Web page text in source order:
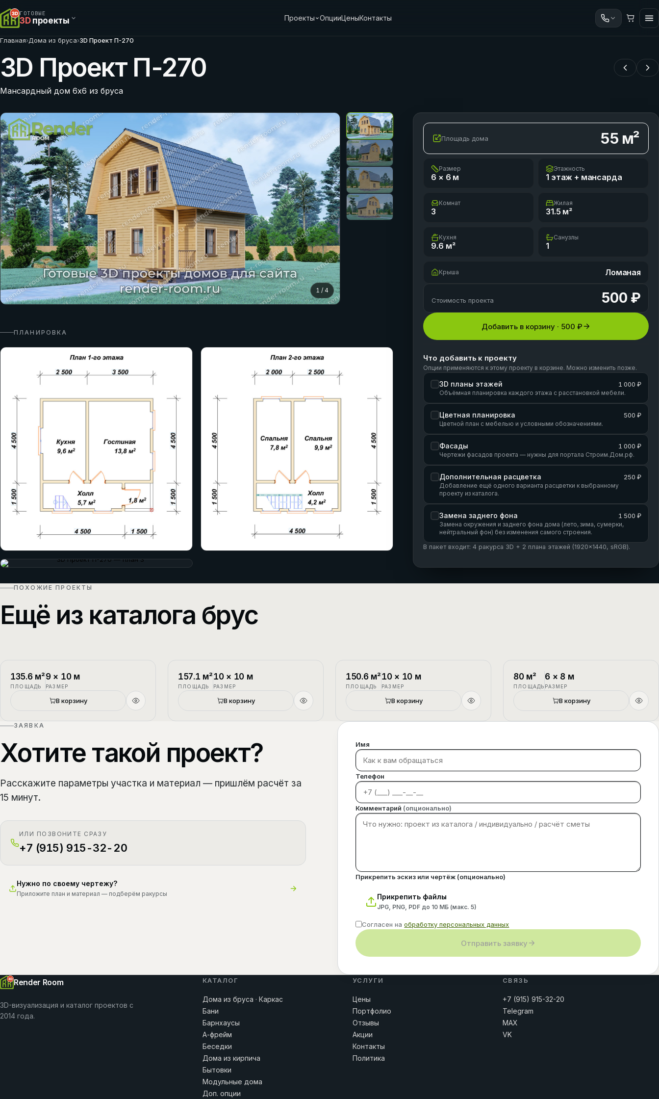
ГОТОВЫЕ
3Dпроекты Проекты ОпцииЦеныКонтакты
Главная›Дома из бруса›3D Проект П-270
3D Проект П-270
Мансардный дом 6х6 из бруса
1 /4
ПЛАНИРОВКА
Площадь дома 55 м²
Размер
6 × 6 м
Этажность
1 этаж + мансарда
Комнат
3
Жилая
31.5 м²
Кухня
9.6 м²
Санузлы
1
Крыша Ломаная
Стоимость проекта 500 ₽
Добавить в корзину · 500 ₽
Что добавить к проекту
Опции применяются к этому проекту в корзине. Можно изменить позже.
3D планы этажей 1 000 ₽
Объёмная планировка каждого этажа с расстановкой мебели.
Цветная планировка 500 ₽
Цветной план с мебелью и условными обозначениями.
Фасады 1 000 ₽
Чертежи фасадов проекта — нужны для портала Строим.Дом.рф.
Дополнительная расцветка 250 ₽
Добавление ещё одного варианта расцветки к выбранному
проекту из каталога.
Замена заднего фона 1 500 ₽
Замена окружения и заднего фона дома (лето, зима, сумерки,
нейтральный фон) без изменения самого строения.
В пакет входит: 4 ракурса 3D + 2 плана этажей (1920×1440, sRGB).
ПОХОЖИЕ ПРОЕКТЫ
Ещё из каталога брус
П-1
135.6м²
ПЛОЩАДЬ
9× 10м
РАЗМЕР
В корзину
П-2
157.1 м²
ПЛОЩАДЬ
10× 10 м
РАЗМЕР
В корзину
П-3
150.6м²
ПЛОЩАДЬ
10× 10 м
РАЗМЕР
В корзину
П-4
80м²
ПЛОЩАДЬ
6 × 8 м
РАЗМЕР
В корзину
ЗАЯВКА
Хотите такой проект?
Расскажите параметры участка и материал — пришлём расчёт за
15 минут.
ИЛИ ПОЗВОНИТЕ СРАЗУ
+7 (915) 915-32-20
Нужно по своему чертежу?
Приложите план и материал — подберём ракурсы
Имя
Телефон
Комментарий (опционально)
Прикрепить эскиз или чертёж (опционально)
Прикрепить файлы
JPG, PNG, PDF до 10 МБ (макс.5)
Согласен наобработку персональных данных
Отправить заявку
Render Room
3D-визуализация и каталог проектов с
2014 года.
КАТАЛОГ
Дома из бруса · Каркас
Бани
Барнхаусы
А-фрейм
Беседки
Дома из кирпича
Бытовки
Модульные дома
Доп. опции
УСЛУГИ
Цены
Портфолио
Отзывы
Акции
Контакты
Политика
СВЯЗЬ
+7 (915) 915-32-20
Telegram
MAX
VK